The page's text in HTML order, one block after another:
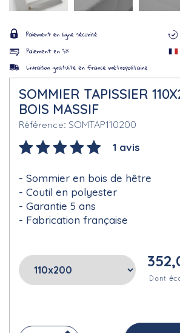
SOMMIER TAPISSIER
BOIS MASSIF
Référence SOMTAP110200
1 avis
Sommier en bois de hêtre
Coutil en polyester
Garantie 5 ans
Fabrication française
Dont